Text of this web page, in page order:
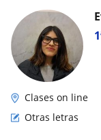
Clases on line
Otras letras